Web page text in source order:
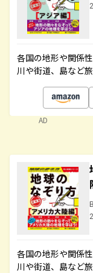
各国の地形や関係
川や街道、島など
AD
各国の地形や関係
川や街道、島など